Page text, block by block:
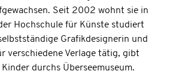
Seit 2002 wohnt sie in
Hochschule für Künste studiert
Grafikdesignerin und
verschiedene Verlage tätig, gibt
durchs Überseemuseum.